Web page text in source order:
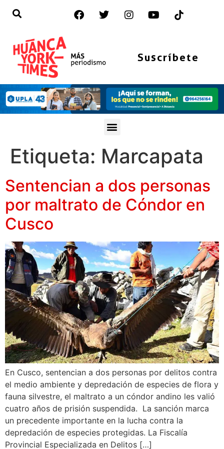
Suscríbete
Etiqueta: Marcapata
Sentencian a dos personas
por maltrato de Cóndor en
Cusco
En Cusco, sentencian a dos personas por delitos contra
el medio ambiente y depredación de especies de flora y
fauna silvestre, el maltrato a un cóndor andino les valió
cuatro años de prisión suspendida. La sanción marca
un precedente importante en la lucha contra la
depredación de especies protegidas. La Fiscalía
Provincial Especializada en Delitos […]